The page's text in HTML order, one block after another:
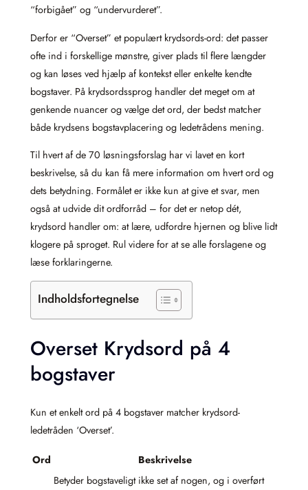
“forbigået” og “undervurderet”.
Derfor er “Overset” et populært krydsords-ord: det passer
ofte ind i forskellige mønstre, giver plads til flere længder
og kan løses ved hjælp af kontekst eller enkelte kendte
bogstaver. På krydsordssprog handler det meget om at
genkende nuancer og vælge det ord, der bedst matcher
både krydsens bogstavplacering og ledetrådens mening.
Til hvert af de 70 løsningsforslag har vi lavet en kort
beskrivelse, så du kan få mere information om hvert ord og
dets betydning. Formålet er ikke kun at give et svar, men
også at udvide dit ordforråd – for det er netop dét,
krydsord handler om: at lære, udfordre hjernen og blive lidt
klogere på sproget. Rul videre for at se alle forslagene og
læse forklaringerne.
Indholdsfortegnelse
Overset Krydsord på 4
bogstaver
Kun et enkelt ord på 4 bogstaver matcher krydsord-
ledetråden ‘Overset’.
Ord Beskrivelse
Betyder bogstaveligt ikke set af nogen, og i overført